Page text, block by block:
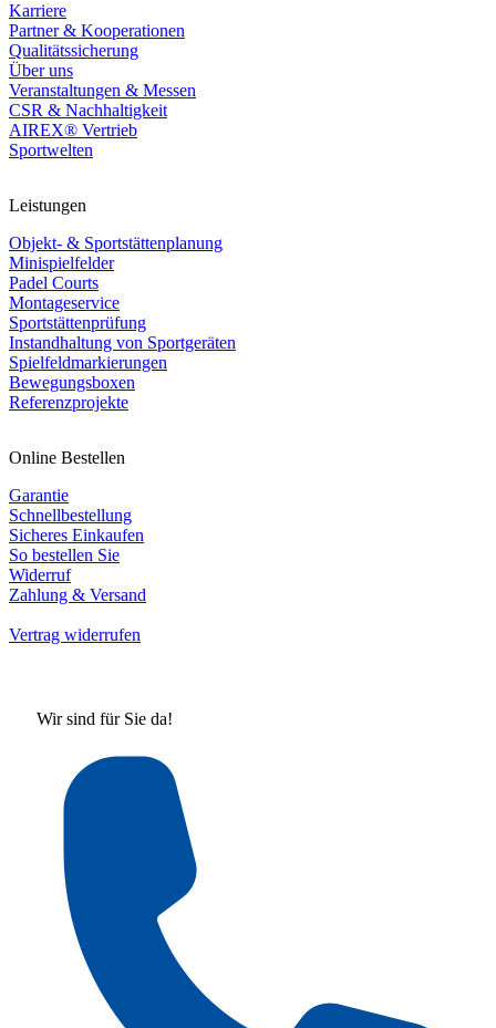
Karriere
Partner & Kooperationen
Qualitätssicherung
Über uns
Veranstaltungen & Messen
CSR & Nachhaltigkeit
AIREX® Vertrieb
Sportwelten
Leistungen
Objekt- & Sportstättenplanung
Minispielfelder
Padel Courts
Montageservice
Sportstättenprüfung
Instandhaltung von Sportgeräten
Spielfeldmarkierungen
Bewegungsboxen
Referenzprojekte
Online Bestellen
Garantie
Schnellbestellung
Sicheres Einkaufen
So bestellen Sie
Widerruf
Zahlung & Versand
Vertrag widerrufen
Wir sind für Sie da!